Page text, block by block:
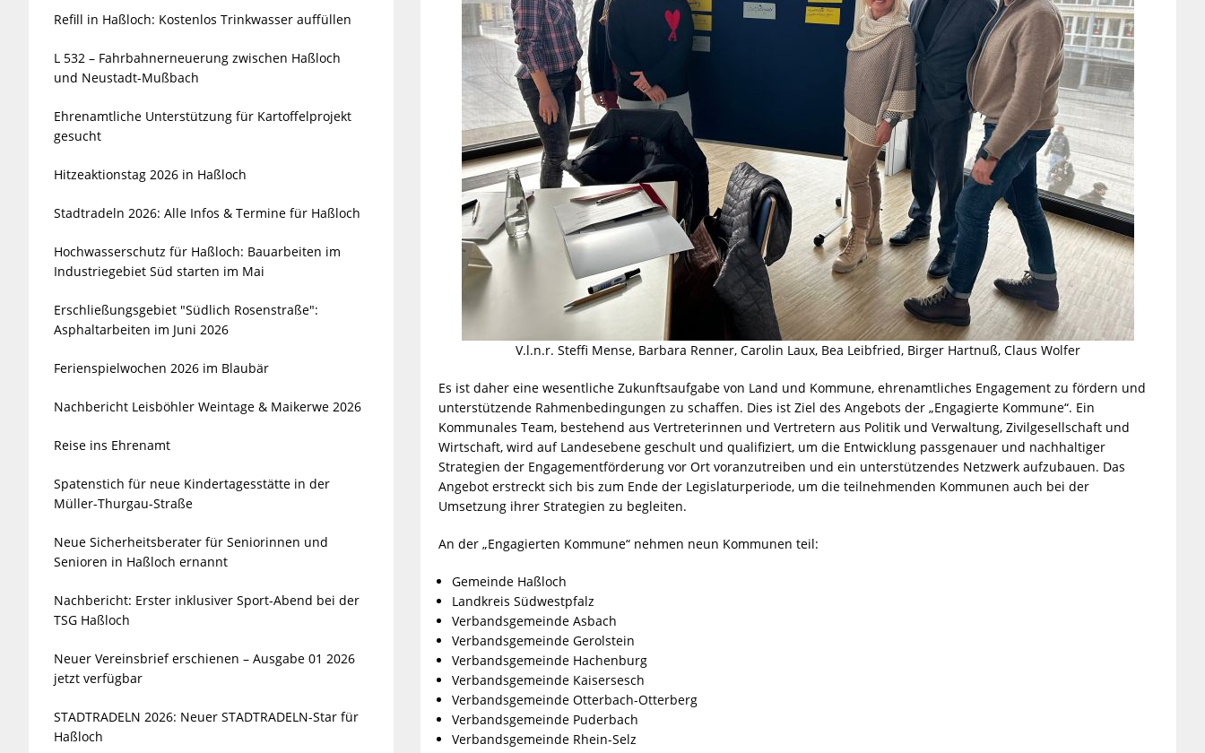
V.l.n.r. Steffi Mense, Barbara Renner, Carolin Laux, Bea Leibfried, Birger Hartnuß, Claus Wolfer
Es ist daher eine wesentliche Zukunftsaufgabe von Land und Kommune, ehrenamtliches Engagement zu fördern und
unterstützende Rahmenbedingungen zu schaffen. Dies ist Ziel des Angebots der „Engagierte Kommune“. Ein
Kommunales Team, bestehend aus Vertreterinnen und Vertretern aus Politik und Verwaltung, Zivilgesellschaft und
Wirtschaft, wird auf Landesebene geschult und qualifiziert, um die Entwicklung passgenauer und nachhaltiger
Strategien der Engagementförderung vor Ort voranzutreiben und ein unterstützendes Netzwerk aufzubauen. Das
Angebot erstreckt sich bis zum Ende der Legislaturperiode, um die teilnehmenden Kommunen auch bei der
Umsetzung ihrer Strategien zu begleiten.
An der „Engagierten Kommune“ nehmen neun Kommunen teil:
Gemeinde Haßloch
Landkreis Südwestpfalz
Verbandsgemeinde Asbach
Verbandsgemeinde Gerolstein
Verbandsgemeinde Hachenburg
Verbandsgemeinde Kaisersesch
Verbandsgemeinde Otterbach-Otterberg
Verbandsgemeinde Puderbach
Verbandsgemeinde Rhein-Selz
Refill in Haßloch: Kostenlos Trinkwasser auffüllen
L 532 – Fahrbahnerneuerung zwischen Haßloch
und Neustadt-Mußbach
Ehrenamtliche Unterstützung für Kartoffelprojekt
gesucht
Hitzeaktionstag 2026 in Haßloch
Stadtradeln 2026: Alle Infos & Termine für Haßloch
Hochwasserschutz für Haßloch: Bauarbeiten im
Industriegebiet Süd starten im Mai
Erschließungsgebiet "Südlich Rosenstraße":
Asphaltarbeiten im Juni 2026
Ferienspielwochen 2026 im Blaubär
Nachbericht Leisböhler Weintage & Maikerwe 2026
Reise ins Ehrenamt
Spatenstich für neue Kindertagesstätte in der
Müller-Thurgau-Straße
Neue Sicherheitsberater für Seniorinnen und
Senioren in Haßloch ernannt
Nachbericht: Erster inklusiver Sport-Abend bei der
TSG Haßloch
Neuer Vereinsbrief erschienen – Ausgabe 01 2026
jetzt verfügbar
STADTRADELN 2026: Neuer STADTRADELN-Star für
Haßloch